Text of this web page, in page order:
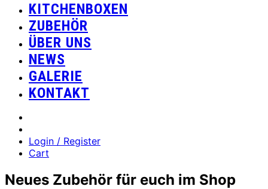
KITCHENBOXEN
ZUBEHÖR
ÜBER UNS
NEWS
GALERIE
KONTAKT
Login / Register
Cart
Neues Zubehör für euch im Shop